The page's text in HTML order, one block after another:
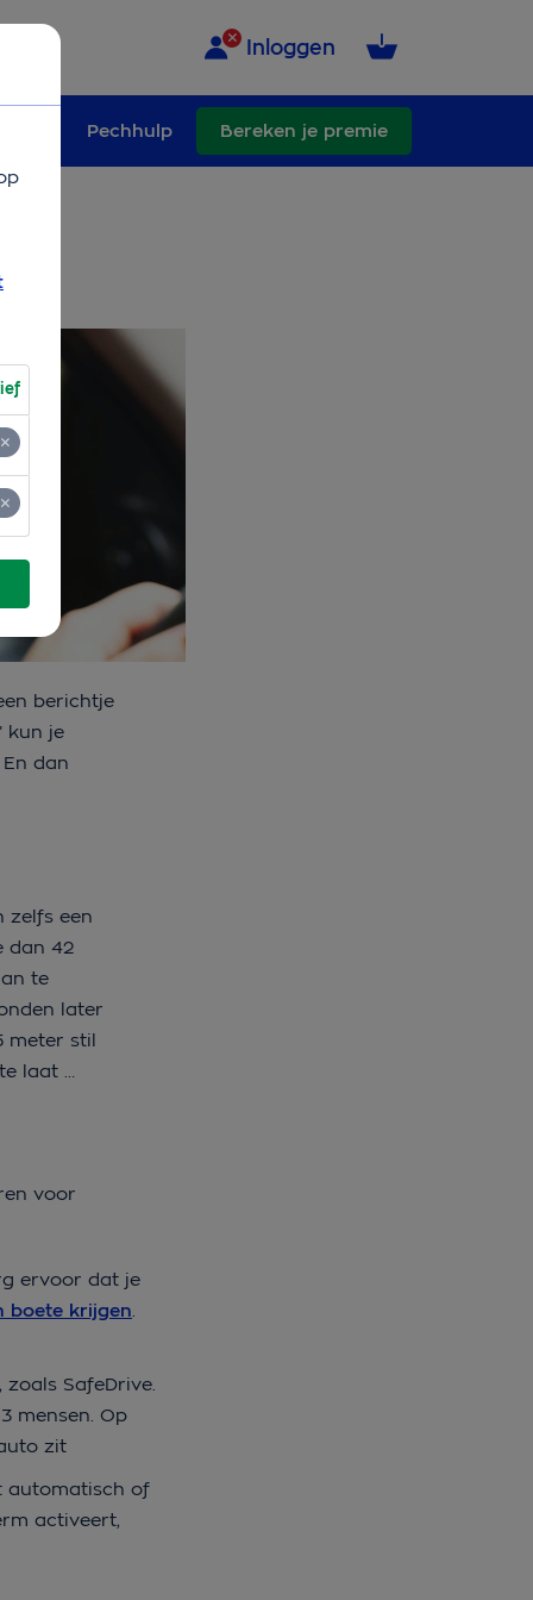
Inloggen
Pechhulp Bereken je premie
berichtje
kun je
dan
zelfs een
dan 42
te
later
meter stil
laat …
voor
ervoor dat je
boete krijgen.
SafeDrive.
mensen. Op
zit
automatisch of
activeert,